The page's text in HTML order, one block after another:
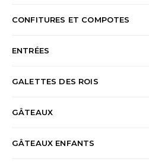
CONFITURES ET COMPOTES
ENTRÉES
GALETTES DES ROIS
GÂTEAUX
GÂTEAUX ENFANTS